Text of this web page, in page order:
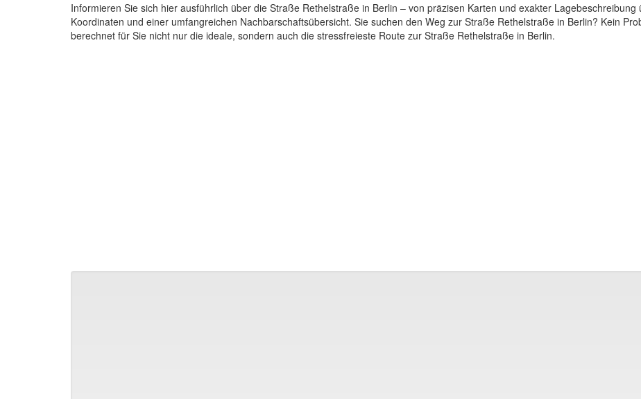
Informieren Sie sich hier ausführlich über die Straße Rethelstraße in Berlin – von präzisen Karten und exakter
Koordinaten und einer umfangreichen Nachbarschaftsübersicht. Sie suchen den Weg zur Straße Rethelstraße in Berlin? Kein
berechnet für Sie nicht nur die ideale, sondern auch die stressfreieste Route zur Straße Rethelstraße in Berlin.